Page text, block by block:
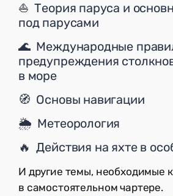
⛵ Теория паруса и
под парусами
🌊 Международные
предупреждения
в море
🧭 Основы навигации
🌦 Метеорология
🔥 Действия на яхте в
И другие темы, необходимые
в самостоятельном чартере.